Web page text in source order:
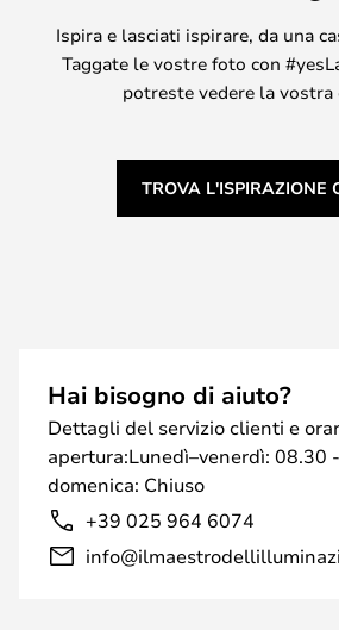
Ispira e lasciati ispirare, da una
Taggate le vostre foto con
potreste vedere la vostra
TROVA L'ISPIRAZIONE
Hai bisogno di aiuto?
Dettagli del servizio clienti e
apertura:Lunedì–venerdì: 08.30
domenica: Chiuso
+39 025 964 6074